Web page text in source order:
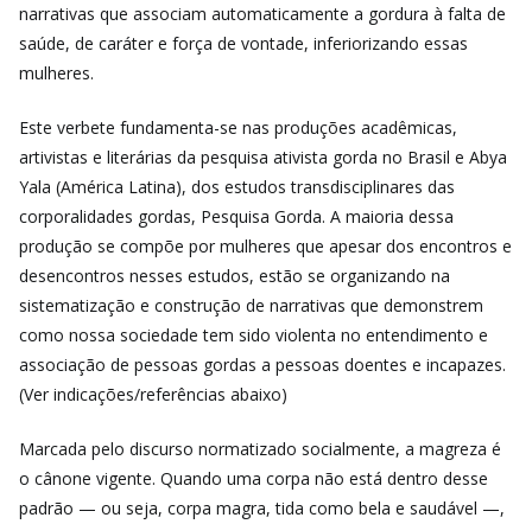
narrativas que associam automaticamente a gordura à falta de
saúde, de caráter e força de vontade, inferiorizando essas
mulheres.
Este verbete fundamenta-se nas produções acadêmicas,
artivistas e literárias da pesquisa ativista gorda no Brasil e Abya
Yala (América Latina), dos estudos transdisciplinares das
corporalidades gordas, Pesquisa Gorda. A maioria dessa
produção se compõe por mulheres que apesar dos encontros e
desencontros nesses estudos, estão se organizando na
sistematização e construção de narrativas que demonstrem
como nossa sociedade tem sido violenta no entendimento e
associação de pessoas gordas a pessoas doentes e incapazes.
(Ver indicações/referências abaixo)
Marcada pelo discurso normatizado socialmente, a magreza é
o cânone vigente. Quando uma corpa não está dentro desse
padrão — ou seja, corpa magra, tida como bela e saudável —,